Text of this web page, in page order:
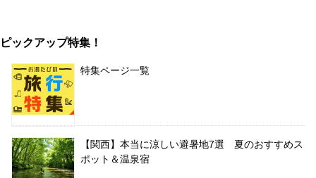
ピックアップ特集！
特集ページ一覧
【関西】本当に涼しい避暑地7選 夏のおすすめス
ポット＆温泉宿